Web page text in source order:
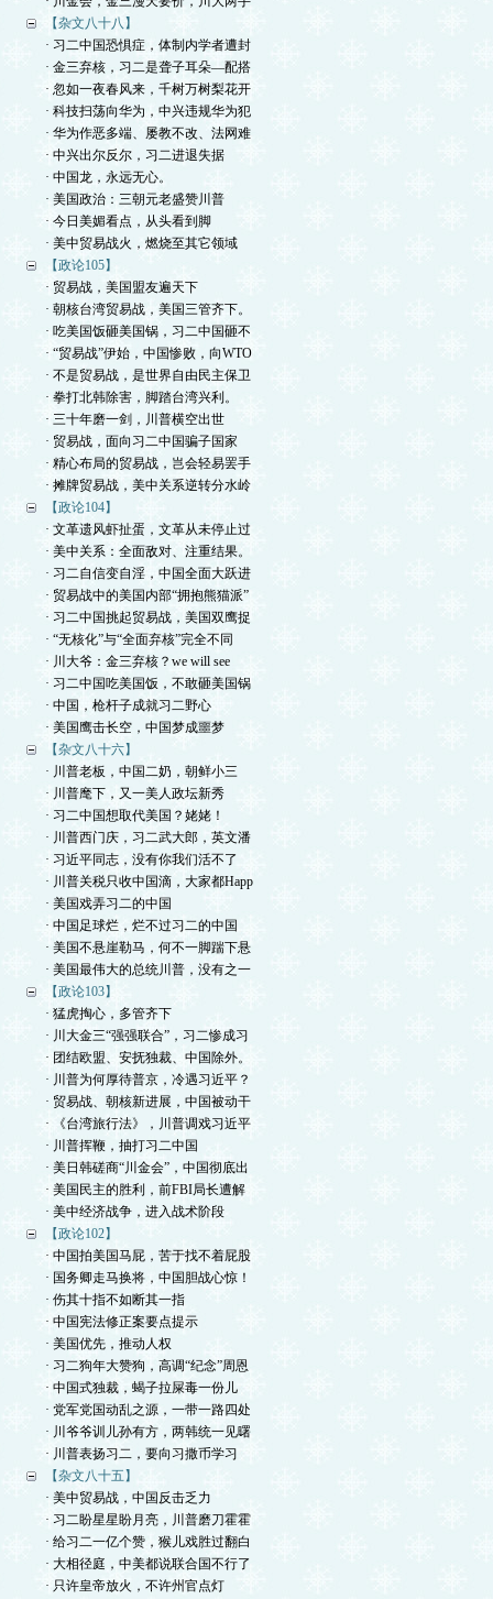
【杂文八十八】
· 习二中国恐惧症，体制内学者遭封
· 金三弃核，习二是聋子耳朵—配搭
· 忽如一夜春风来，千树万树梨花开
· 科技扫荡向华为，中兴违规华为犯
· 华为作恶多端、屡教不改、法网难
· 中兴出尔反尔，习二进退失据
· 中国龙，永远无心。
· 美国政治：三朝元老盛赞川普
· 今日美媚看点，从头看到脚
· 美中贸易战火，燃烧至其它领域
【政论105】
· 贸易战，美国盟友遍天下
· 朝核台湾贸易战，美国三管齐下。
· 吃美国饭砸美国锅，习二中国砸不
· “贸易战”伊始，中国惨败，向WTO
· 不是贸易战，是世界自由民主保卫
· 拳打北韩除害，脚踏台湾兴利。
· 三十年磨一剑，川普横空出世
· 贸易战，面向习二中国骗子国家
· 精心布局的贸易战，岂会轻易罢手
· 摊牌贸易战，美中关系逆转分水岭
【政论104】
· 文革遗风虾扯蛋，文革从未停止过
· 美中关系：全面敌对、注重结果。
· 习二自信变自淫，中国全面大跃进
· 贸易战中的美国内部“拥抱熊猫派”
· 习二中国挑起贸易战，美国双鹰捉
· “无核化”与“全面弃核”完全不同
· 川大爷：金三弃核？we will see
· 习二中国吃美国饭，不敢砸美国锅
· 中国，枪杆子成就习二野心
· 美国鹰击长空，中国梦成噩梦
【杂文八十六】
· 川普老板，中国二奶，朝鲜小三
· 川普麾下，又一美人政坛新秀
· 习二中国想取代美国？姥姥！
· 川普西门庆，习二武大郎，英文潘
· 习近平同志，没有你我们活不了
· 川普关税只收中国滴，大家都Happ
· 美国戏弄习二的中国
· 中国足球烂，烂不过习二的中国
· 美国不悬崖勒马，何不一脚踹下悬
· 美国最伟大的总统川普，没有之一
【政论103】
· 猛虎掏心，多管齐下
· 川大金三“强强联合”，习二惨成习
· 团结欧盟、安抚独裁、中国除外。
· 川普为何厚待普京，冷遇习近平？
· 贸易战、朝核新进展，中国被动干
· 《台湾旅行法》，川普调戏习近平
· 川普挥鞭，抽打习二中国
· 美日韩磋商“川金会”，中国彻底出
· 美国民主的胜利，前FBI局长遭解
· 美中经济战争，进入战术阶段
【政论102】
· 中国拍美国马屁，苦于找不着屁股
· 国务卿走马换将，中国胆战心惊！
· 伤其十指不如断其一指
· 中国宪法修正案要点提示
· 美国优先，推动人权
· 习二狗年大赞狗，高调“纪念”周恩
· 中国式独裁，蝎子拉屎毒一份儿
· 党军党国动乱之源，一带一路四处
· 川爷爷训儿孙有方，两韩统一见曙
· 川普表扬习二，要向习撒币学习
【杂文八十五】
· 美中贸易战，中国反击乏力
· 习二盼星星盼月亮，川普磨刀霍霍
· 给习二一亿个赞，猴儿戏胜过翻白
· 大相径庭，中美都说联合国不行了
· 只许皇帝放火，不许州官点灯